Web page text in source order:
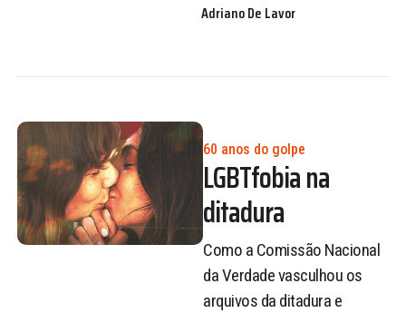
Adriano De Lavor
60 anos do golpe
LGBTfobia na
ditadura
Como a Comissão Nacional
da Verdade vasculhou os
arquivos da ditadura e